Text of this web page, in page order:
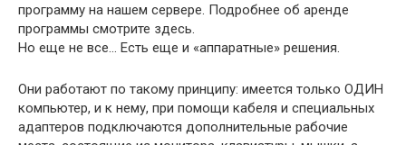
программу на нашем сервере. Подробнее об аренде
программы смотрите здесь.
Но еще не все… Есть еще и «аппаратные» решения.
Они работают по такому принципу: имеется только ОДИН
компьютер, и к нему, при помощи кабеля и специальных
адаптеров подключаются дополнительные рабочие